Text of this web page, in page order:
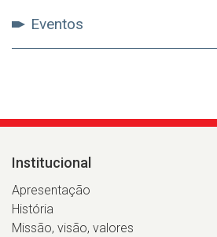
Eventos
Institucional
Apresentação
História
Missão, visão, valores